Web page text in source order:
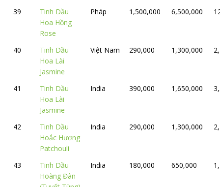
39
Tinh Dầu
Hoa Hồng
Rose
Pháp 1,500,000 6,500,000
40
Tinh Dầu
Hoa Lài
Jasmine
Việt Nam 290,000 1,300,000
41
Tinh Dầu
Hoa Lài
Jasmine
India 390,000 1,650,000
42
Tinh Dầu
Hoắc Hương
Patchouli
India 290,000 1,300,000
43
Tinh Dầu
Hoàng Đàn
India 180,000 650,000